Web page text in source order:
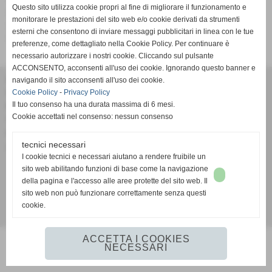
collaudo di impianti fotoelettrici si consiglia di contattarci
ai recapiti che sono presenti sul nostro sito internet
www.stelettric.it
STE System Technologies Elettric
Via I Maggio, 32 - Casalguidi - Serravalle Pistoiese (Pistoia)
P.I. 01599120472
Tel. 0573 527364
info@stelettric.it
Accessibilità
Questo sito utilizza cookie propri al fine di migliorare il funzionamento e
monitorare le prestazioni del sito web e/o cookie derivati da strumenti
esterni che consentono di inviare messaggi pubblicitari in linea con le tue
preferenze, come dettagliato nella Cookie Policy. Per continuare è
necessario autorizzare i nostri cookie. Cliccando sul pulsante
ACCONSENTO, acconsenti all'uso dei cookie. Ignorando questo banner e
navigando il sito acconsenti all'uso dei cookie.
Cookie Policy - Privacy Policy
Il tuo consenso ha una durata massima di 6 mesi.
Cookie accettati nel consenso: nessun consenso
tecnici necessari
I cookie tecnici e necessari aiutano a rendere fruibile un
sito web abilitando funzioni di base come la navigazione
della pagina e l'accesso alle aree protette del sito web. Il
sito web non può funzionare correttamente senza questi
cookie.
ACCETTA I COOKIES
NECESSARI